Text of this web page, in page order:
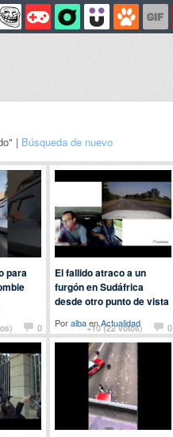
| Búsqueda de nuevo
0
para
+10 (22 votos) 0
El fallido atraco a un
furgón en Sudáfrica
desde otro punto de vista
PoralbaenActualidad